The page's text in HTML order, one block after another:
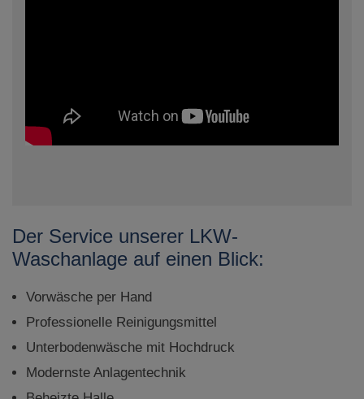
Der Service unserer LKW-
Waschanlage auf einen Blick:
Vorwäsche per Hand
Professionelle Reinigungsmittel
Unterbodenwäsche mit Hochdruck
Modernste Anlagentechnik